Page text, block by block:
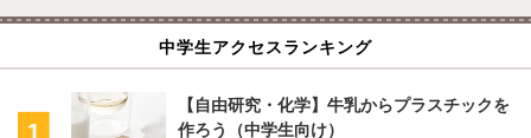
中学生アクセスランキング
【自由研究・化学】牛乳からプラスチックを
作ろう（中学生向け）